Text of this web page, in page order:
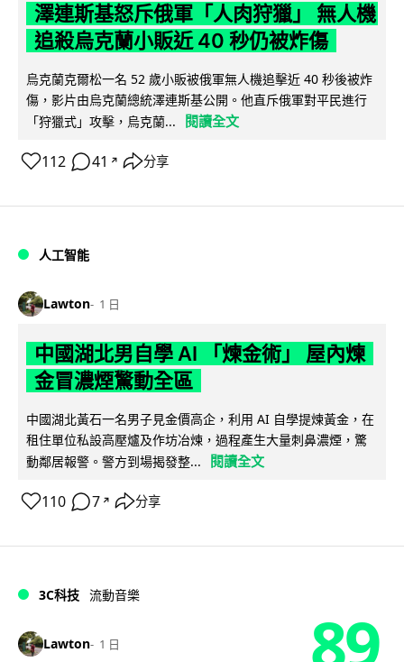
澤連斯基怒斥俄軍「人肉狩獵」 無人機
追殺烏克蘭小販近 40 秒仍被炸傷
烏克蘭克爾松一名 52 歲小販被俄軍無人機追擊近 40 秒後被炸
傷，影片由烏克蘭總統澤連斯基公開。他直斥俄軍對平民進行
「狩獵式」攻擊，烏克蘭...
閱讀全文
112 41 ↗ 分享
人工智能
Lawton 1 日
中國湖北男自學 AI 「煉金術」 屋內煉
金冒濃煙驚動全區
中國湖北黃石一名男子見金價高企，利用 AI 自學提煉黃金，在
租住單位私設高壓爐及作坊冶煉，過程產生大量刺鼻濃煙，驚
動鄰居報警。警方到場揭發整...
閱讀全文
110 7 ↗ 分享
3C科技 流動音樂
Lawton 1 日 89